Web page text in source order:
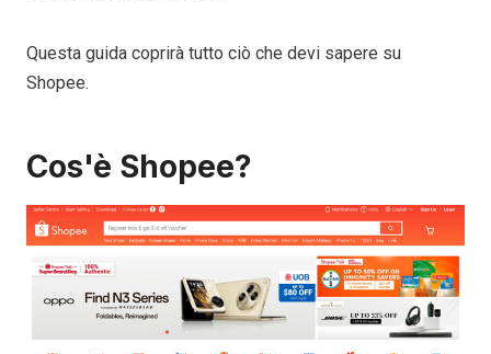
Questa guida coprirà tutto ciò che devi sapere su
Shopee.
Cos'è Shopee?